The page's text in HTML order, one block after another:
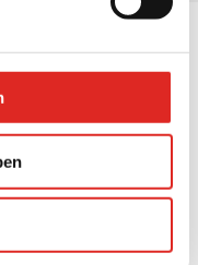
SIE DABEI?